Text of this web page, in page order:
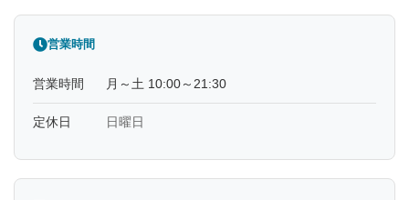
営業時間
営業時間 月～土 10:00～21:30
定休日 日曜日